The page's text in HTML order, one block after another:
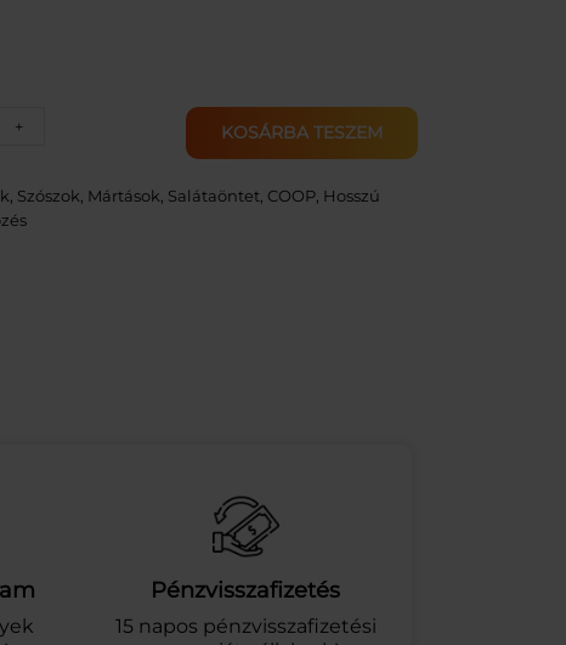
+ KOSÁRBA TESZEM
Szószok, Mártások, Salátaöntet COOP Hosszú
Pénzvisszafizetés
15 napos pénzvisszafizetési